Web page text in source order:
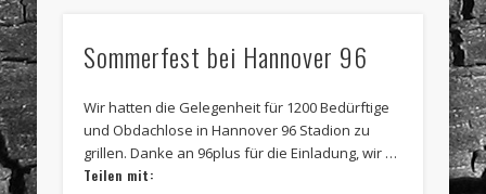
Sommerfest bei Hannover 96
Wir hatten die Gelegenheit für 1200 Bedürftige
und Obdachlose in Hannover 96 Stadion zu
grillen. Danke an 96plus für die Einladung, wir …
Teilen mit: